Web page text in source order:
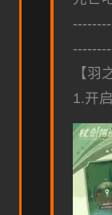
【羽
1.开